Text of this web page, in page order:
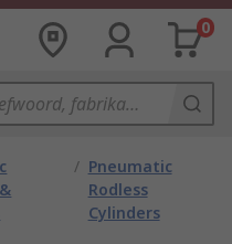
0
/ Pneumatic
Rodless
Cylinders